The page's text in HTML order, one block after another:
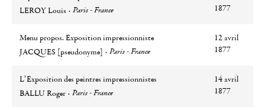
Auteur
LEROY Louis
Ville Paris - France
1877
Menu propos. Exposition impressionniste
Auteur
JACQUES [pseudonyme]
Ville Paris - France
12 avril
1877
L’Exposition des peintres impressionnistes
Auteur
BALLU Roger
Ville Paris - France
14 avril
1877